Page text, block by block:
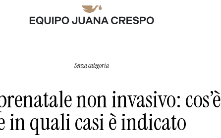
Senza categoria
non invasivo: cos’è
in quali casi è indicato